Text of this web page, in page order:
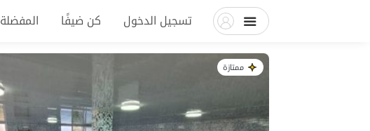
تسجيل الدخول كن ضيفًا المفضلة
ممتازة